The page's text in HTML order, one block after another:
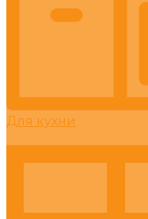
Для кухни